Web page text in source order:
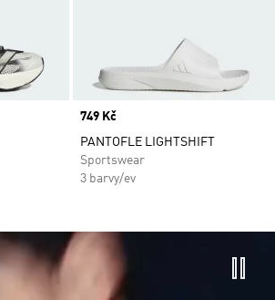
Price
749 Kč
PANTOFLE LIGHTSHIFT
Sportswear
3 barvy/ev